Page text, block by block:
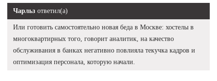
Чарльз ответил(а)
Или готовить самостоятельно новая беда в Москве: хостелы в
многоквартирных того, говорит аналитик, на качество
обслуживания в банках негативно повлияла текучка кадров и
оптимизация персонала, которую начали.